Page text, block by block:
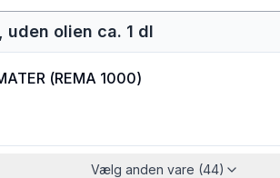
olien ca. 1 dl
(REMA 1000)
Vælg anden vare (44)